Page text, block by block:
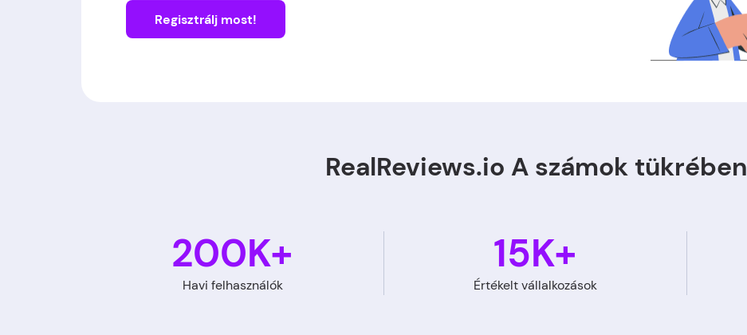
Regisztrálj most!
RealReviews.io A számok tükrében
200K+
Havi felhasználók
15K+
Értékelt vállalkozások